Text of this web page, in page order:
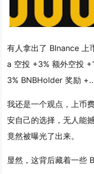
有人拿出了 BInance 上
a 空投 +3% 额外空投
3% BNBHolder 奖励
我还是一个观点，上币
安自己的选择，无人能
竟然被曝光了出来。
显然，这背后藏着一些